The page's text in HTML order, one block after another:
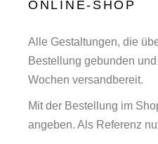
ONLINE-SHOP
Alle Gestaltungen, die
Bestellung gebunden
Wochen versandbereit.
Mit der Bestellung im
angeben. Als Referenz